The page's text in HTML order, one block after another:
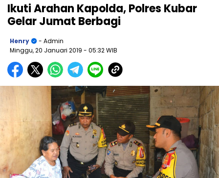
Ikuti Arahan Kapolda, Polres Kubar
Gelar Jumat Berbagi
Henry
- Admin
Minggu, 20 Januari 2019 - 05:32 WIB